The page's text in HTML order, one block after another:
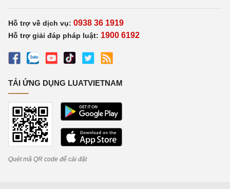
Hỗ trợ về dịch vụ: 0938 36 1919
Hỗ trợ giải đáp pháp luật: 1900 6192
TẢI ỨNG DỤNG LUATVIETNAM
Quét mã QR code để cài đặt